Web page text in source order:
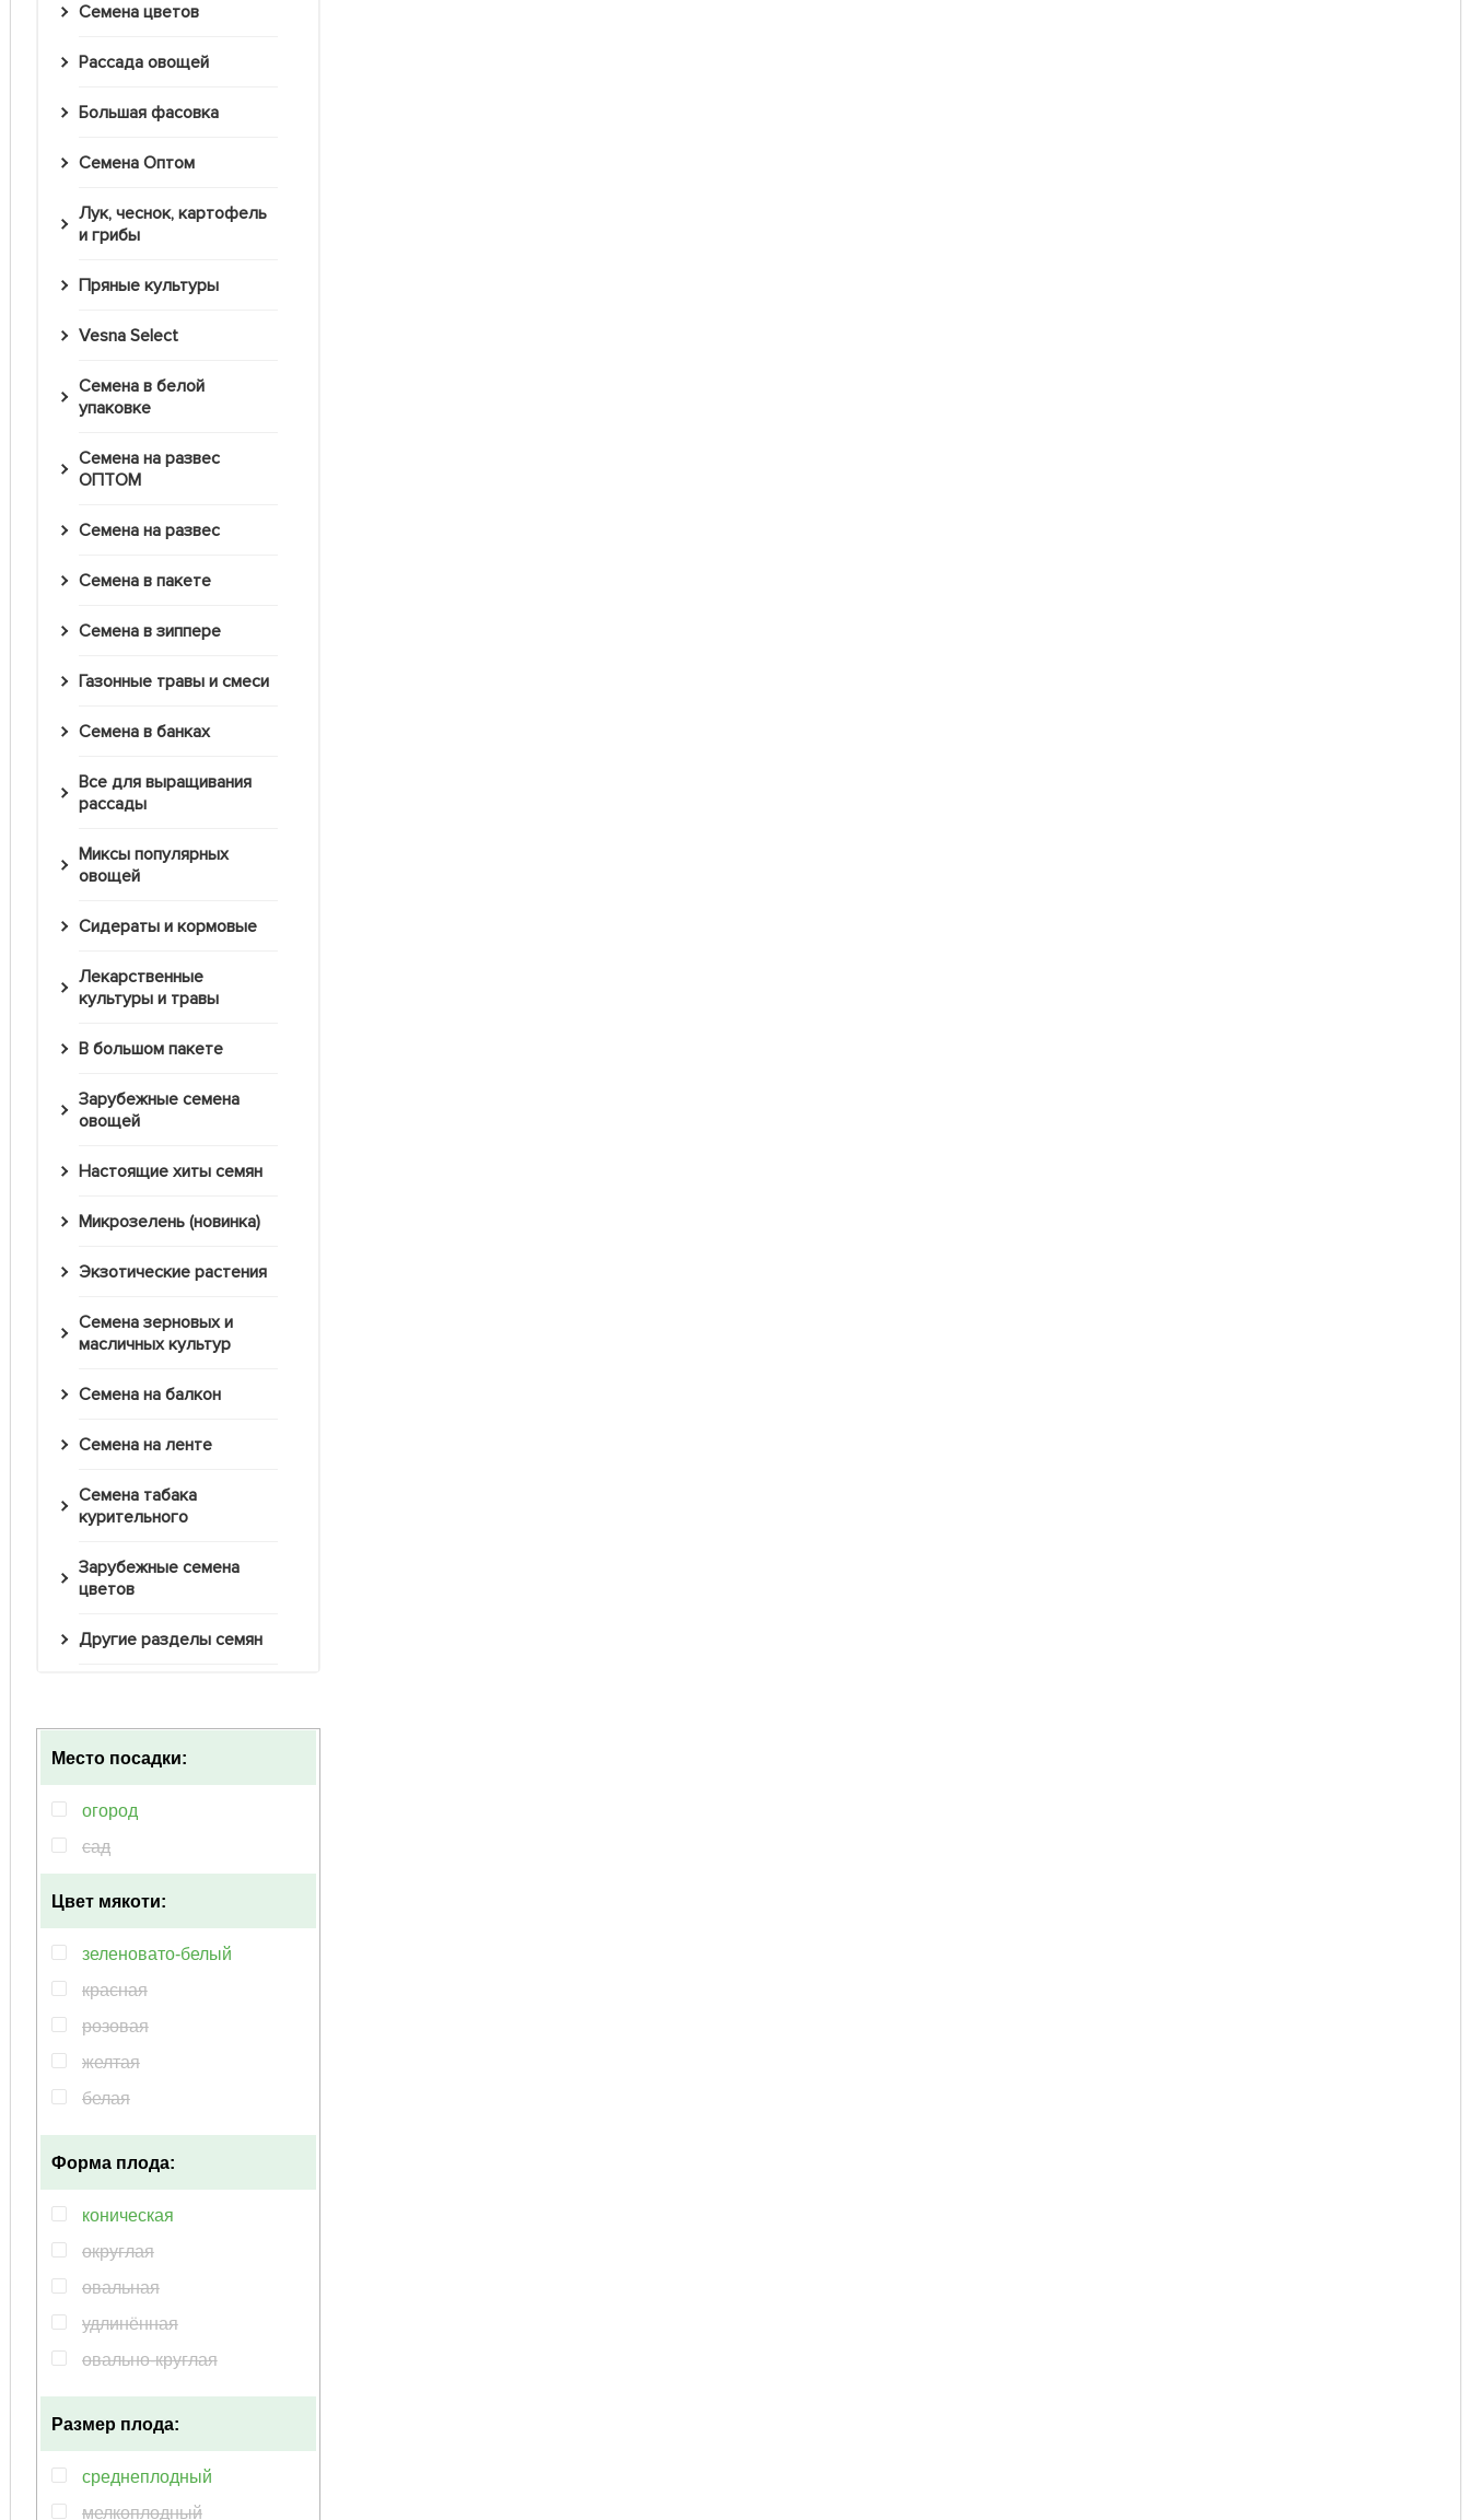
Семена цветов
Рассада овощей
Большая фасовка
Семена Оптом
Лук, чеснок, картофель
и грибы
Пряные культуры
Vesna Select
Семена в белой
упаковке
Семена на развес
ОПТОМ
Семена на развес
Семена в пакете
Семена в зиппере
Газонные травы и смеси
Семена в банках
Все для выращивания
рассады
Миксы популярных
овощей
Сидераты и кормовые
Лекарственные
культуры и травы
В большом пакете
Зарубежные семена
овощей
Настоящие хиты семян
Микрозелень (новинка)
Экзотические растения
Семена зерновых и
масличных культур
Семена на балкон
Семена на ленте
Семена табака
курительного
Зарубежные семена
цветов
Другие разделы семян
Место посадки:
огород
сад
Цвет мякоти:
зеленовато-белый
красная
розовая
желтая
белая
зеленая
кремовый
Форма плода:
коническая
округлая
овальная
удлинённая
овально-круглая
цилиндрическая
зонтиковидная
плоскоокруглая
Размер плода:
среднеплодный
мелкоплодный